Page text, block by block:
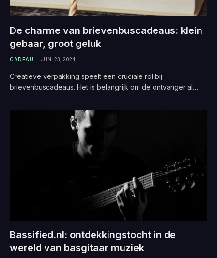
De charme van brievenbuscadeaus: klein
gebaar, groot geluk
CADEAU JUNI 23, 2024
Creatieve verpakking speelt een cruciale rol bij
brievenbuscadeaus. Het is belangrijk om de ontvanger al…
Bassified.nl: ontdekkingstocht in de
wereld van basgitaar muziek